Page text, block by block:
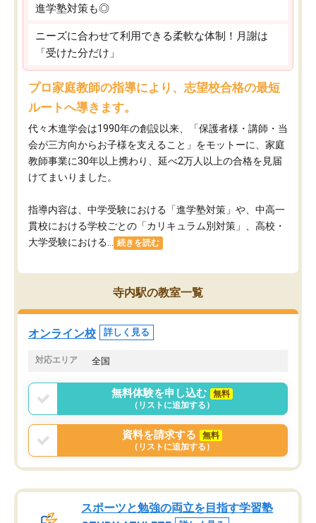
進学塾対策も◎
ニーズに合わせて利用できる柔軟な体制！月謝は
「受けた分だけ」
プロ家庭教師の指導により、志望校合格の最短
ルートへ導きます。
代々木進学会は1990年の創設以来、「保護者様・講師・当
会が三方向からお子様を支えること」をモットーに、家庭
教師事業に30年以上携わり、延べ2万人以上の合格を見届
けてまいりました。
指導内容は、中学受験における「進学塾対策」や、中高一
貫校における学校ごとの「カリキュラム別対策」、高校・
大学受験における...
続きを読む
寺内駅の教室一覧
オンライン校 詳しく見る
対応エリア 全国
無料体験を申し込む
無料
（リストに追加する）
資料を請求する
無料
（リストに追加する）
スポーツと勉強の両立を目指す学習塾